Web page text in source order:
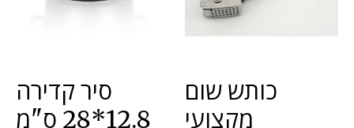
כותש שום
מקצועי
סיר קדירה
12.8*28 ס"מ